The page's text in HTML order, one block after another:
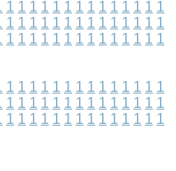
1 1 1 1 1 1 1 1 1 1 1 1 1 1
1 1 1 1 1 1 1 1 1 1 1 1 1 1
1 1 1 1 1 1 1 1 1 1 1 1 1 1
1 1 1 1 1 1 1 1 1 1 1 1 1 1
1 1 1 1 1 1 1 1 1 1 1 1 1 1
1 1 1 1 1 1 1 1 1 1 1 1 1 1